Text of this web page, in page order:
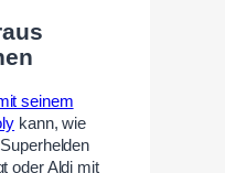
seinem
kann, wie
oder Aldi mit